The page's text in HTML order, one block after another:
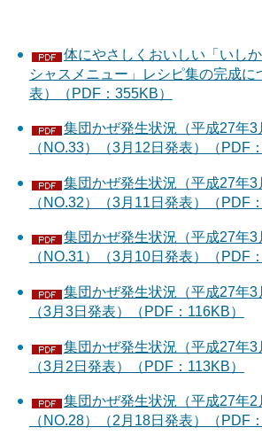
体にやさしくおいしい「いし
シャスメニュー」レシピ集の完成に
表）（PDF：355KB）
集団かぜ発生状況（平成27年3
（NO.33）（3月12日発表）（PDF
集団かぜ発生状況（平成27年3
（NO.32）（3月11日発表）（PDF
集団かぜ発生状況（平成27年3
（NO.31）（3月10日発表）（PDF
集団かぜ発生状況（平成27年3
（3月3日発表）（PDF：116KB）
集団かぜ発生状況（平成27年3
（3月2日発表）（PDF：113KB）
集団かぜ発生状況（平成27年2
（NO.28）（2月18日発表）（PDF